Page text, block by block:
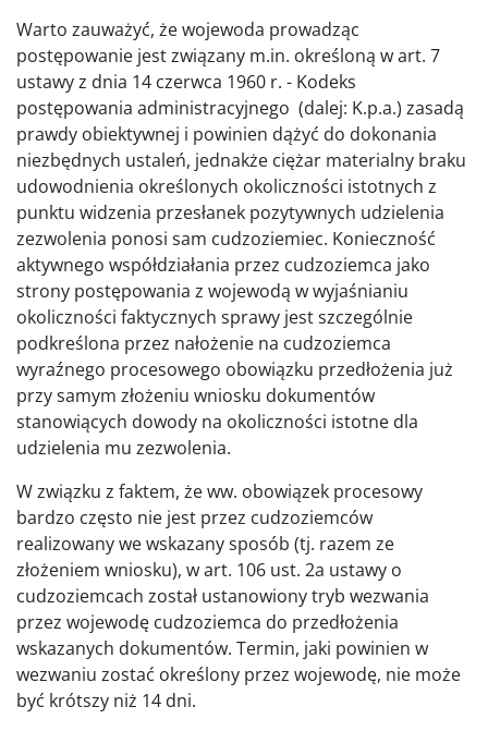
Warto zauważyć, że wojewoda prowadząc
postępowanie jest związany m.in. określoną w art. 7
ustawy z dnia 14 czerwca 1960 r. - Kodeks
postępowania administracyjnego (dalej: K.p.a.) zasadą
prawdy obiektywnej i powinien dążyć do dokonania
niezbędnych ustaleń, jednakże ciężar materialny braku
udowodnienia określonych okoliczności istotnych z
punktu widzenia przesłanek pozytywnych udzielenia
zezwolenia ponosi sam cudzoziemiec. Konieczność
aktywnego współdziałania przez cudzoziemca jako
strony postępowania z wojewodą w wyjaśnianiu
okoliczności faktycznych sprawy jest szczególnie
podkreślona przez nałożenie na cudzoziemca
wyraźnego procesowego obowiązku przedłożenia już
przy samym złożeniu wniosku dokumentów
stanowiących dowody na okoliczności istotne dla
udzielenia mu zezwolenia.
W związku z faktem, że ww. obowiązek procesowy
bardzo często nie jest przez cudzoziemców
realizowany we wskazany sposób (tj. razem ze
złożeniem wniosku), w art. 106 ust. 2a ustawy o
cudzoziemcach został ustanowiony tryb wezwania
przez wojewodę cudzoziemca do przedłożenia
wskazanych dokumentów. Termin, jaki powinien w
wezwaniu zostać określony przez wojewodę, nie może
być krótszy niż 14 dni.